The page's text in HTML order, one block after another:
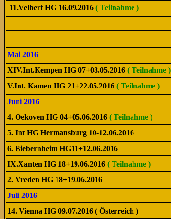
11.Velbert HG 16.09.2016 ( Teilnahme )
Mai 2016
XIV.Int.Kempen HG 07+08.05.2016 ( Teilnahme )
V.Int. Kamen HG 21+22.05.2016 ( Teilnahme )
Juni 2016
4. Oekoven HG 04+05.06.2016 ( Teilnahme )
5. Int HG Hermansburg 10-12.06.2016
6. Biebernheim HG11+12.06.2016
IX.Xanten HG 18+19.06.2016 ( Teilnahme )
2. Vreden HG 18+19.06.2016
Juli 2016
14. Vienna HG 09.07.2016 ( Österreich )